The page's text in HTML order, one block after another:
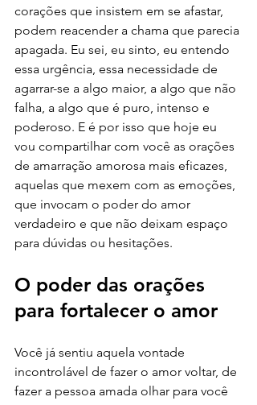
corações que insistem em se afastar,
podem reacender a chama que parecia
apagada. Eu sei, eu sinto, eu entendo
essa urgência, essa necessidade de
agarrar-se a algo maior, a algo que não
falha, a algo que é puro, intenso e
poderoso. E é por isso que hoje eu
vou compartilhar com você as orações
de amarração amorosa mais eficazes,
aquelas que mexem com as emoções,
que invocam o poder do amor
verdadeiro e que não deixam espaço
para dúvidas ou hesitações.
O poder das orações
para fortalecer o amor
Você já sentiu aquela vontade
incontrolável de fazer o amor voltar, de
fazer a pessoa amada olhar para você